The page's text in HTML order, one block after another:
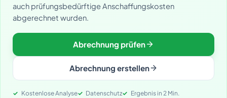
auch prüfungsbedürftige Anschaffungskosten
abgerechnet wurden.
Abrechnung prüfen
Abrechnung erstellen
Kostenlose Analyse Datenschutz Ergebnis in 2 Min.